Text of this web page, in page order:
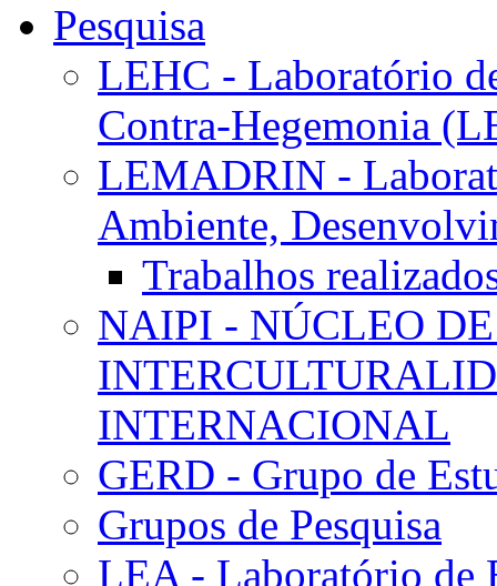
Pesquisa
LEHC - Laboratório
Contra-Hegemonia
LEMADRIN -
Ambiente,
Trabalhos
NAIPI - NÚCLEO
INTERNACIONAL
GERD - Grupo de
Grupos de Pesquisa
LEA - Laboratório de